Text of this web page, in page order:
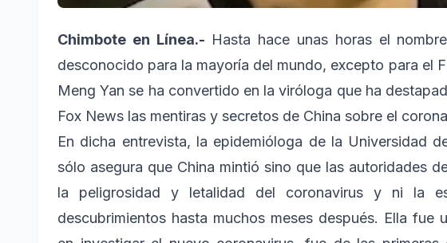
Chimbote en Línea.- Hasta hace unas horas el
desconocido para la mayoría del mundo, excepto para el
Meng Yan se ha convertido en la viróloga que ha
Fox News las mentiras y secretos de China sobre el
En dicha entrevista, la epidemióloga de la Universidad
sólo asegura que China mintió sino que las autoridades
la peligrosidad y letalidad del coronavirus y ni la
descubrimientos hasta muchos meses después. Ella fue